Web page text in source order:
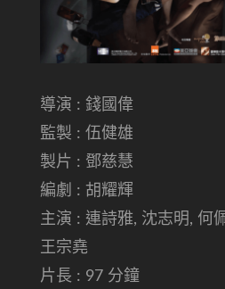
導演 : 錢國偉
監製 : 伍健雄
製片 : 鄧慈慧
編劇 : 胡耀輝
主演 : 連詩雅, 沈志明, 何
王宗堯
片長 : 97 分鐘